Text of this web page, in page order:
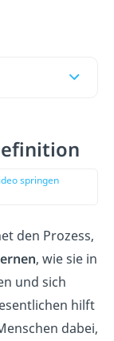
springen
den Prozess,
, wie sie in
und sich
hilft
dabei,